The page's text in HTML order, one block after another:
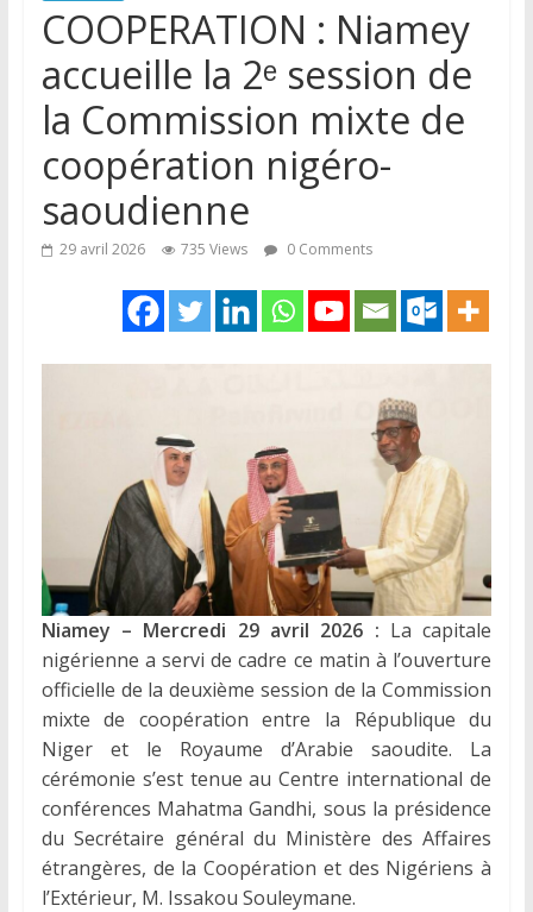
COOPERATION : Niamey
accueille la 2ᵉ session de
la Commission mixte de
coopération nigéro-
saoudienne
29 avril 2026 735 Views 0 Comments
Niamey – Mercredi 29 avril 2026 : La capitale
nigérienne a servi de cadre ce matin à l’ouverture
officielle de la deuxième session de la Commission
mixte de coopération entre la République du
Niger et le Royaume d’Arabie saoudite. La
cérémonie s’est tenue au Centre international de
conférences Mahatma Gandhi, sous la présidence
du Secrétaire général du Ministère des Affaires
étrangères, de la Coopération et des Nigériens à
l’Extérieur, M. Issakou Souleymane.